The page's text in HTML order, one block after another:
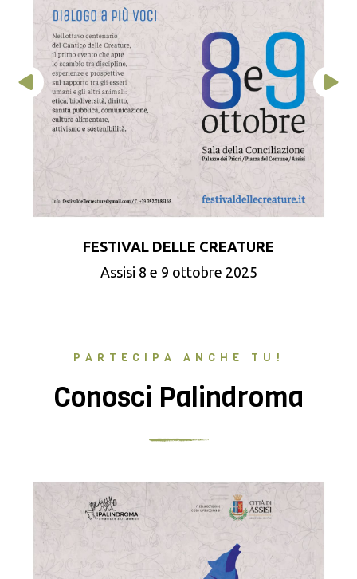
FESTIVAL DELLE CREATURE
Assisi 8 e 9 ottobre 2025
PARTECIPA ANCHE TU!
Conosci Palindroma